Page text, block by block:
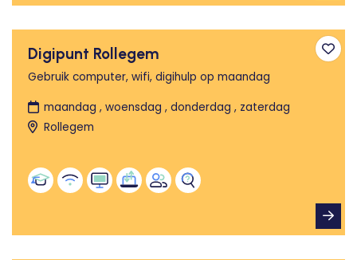
Digipunt Rollegem
Gebruik computer, wifi, digihulp op maandag
maandag , woensdag , donderdag , zaterdag
Rollegem